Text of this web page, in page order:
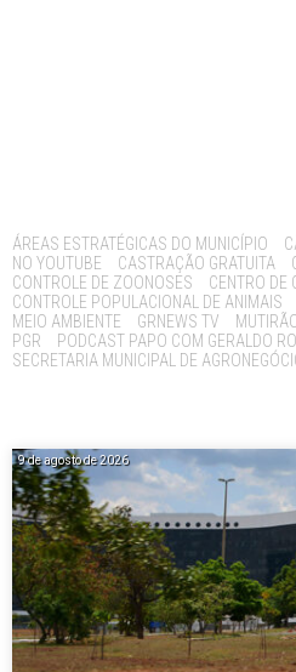
Tags:
ÁREAS ESTRATÉGICAS DO MUNICÍPIO
NO YOUTUBE
CASTRAÇÃO GRATUITA
CONTROLE DE ZOONOSES
CENTRO DE
CONTROLE POPULACIONAL DE ANIMAIS
MEIO AMBIENTE
GRNEWS TV
PGR
PODCAST PAPO COM GERALDO
SECRETARIA MUNICIPAL DE
9 de agosto de 2026